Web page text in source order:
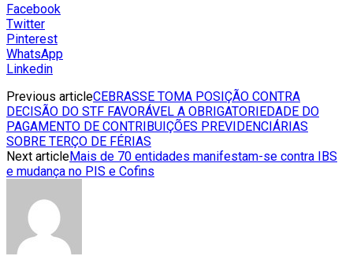
Facebook
Twitter
Pinterest
WhatsApp
Linkedin
Previous articleCEBRASSE TOMA POSIÇÃO CONTRA
DECISÃO DO STF FAVORÁVEL A OBRIGATORIEDADE DO
PAGAMENTO DE CONTRIBUIÇÕES PREVIDENCIÁRIAS
SOBRE TERÇO DE FÉRIAS
Next articleMais de 70 entidades manifestam-se contra IBS
e mudança no PIS e Cofins